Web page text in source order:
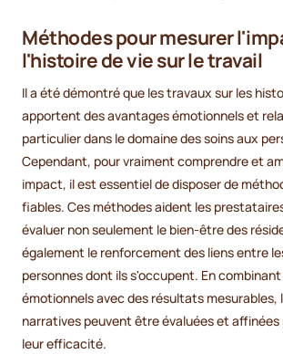
Méthodes pour mesurer
l'histoire de vie sur le travail
Il a été démontré que les travaux sur les
apportent des avantages émotionnels et
particulier dans le domaine des soins aux
Cependant, pour vraiment comprendre et
impact, il est essentiel de disposer de
fiables. Ces méthodes aident les
évaluer non seulement le bien-être des
également le renforcement des liens entre
personnes dont ils s'occupent. En
émotionnels avec des résultats mesurables,
narratives peuvent être évaluées et affinées
leur efficacité.